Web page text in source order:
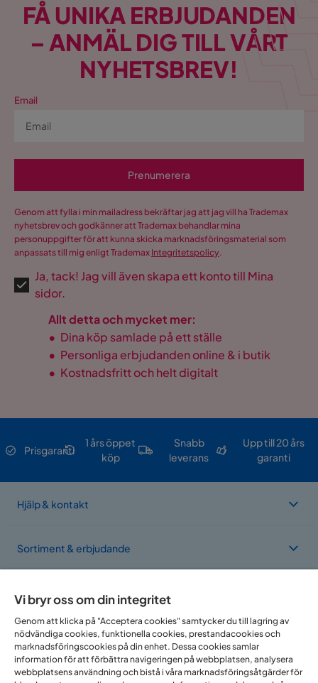
FÅ UNIKA ERBJUDANDEN
– ANMÄL DIG TILL VÅRT
NYHETSBREV!
Email
Prenumerera
Genom att fylla i min mailadress bekräftar jag att jag vill ha Trademax
nyhetsbrev och godkänner att Trademax behandlar mina
personuppgifter för att kunna skicka marknadsföringsmaterial som
anpassats till mig enligt Trademax Integritetspolicy.
Ja, tack! Jag vill även skapa ett konto till Mina
sidor.
Allt detta och mycket mer:
• Dina köp samlade på ett ställe
• Personliga erbjudanden online & i butik
• Kostnadsfritt och helt digitalt
Prisgaranti
1 års öppet
köp
Snabb
leverans
Upp till 20 års
garanti
Hjälp & kontakt
Sortiment & erbjudande
Vi finns i flera länder
Vi bryr oss om din integritet
Genom att klicka på "Acceptera cookies" samtycker du till lagring av
nödvändiga cookies, funktionella cookies, prestandacookies och
marknadsföringscookies på din enhet. Dessa cookies samlar
information för att förbättra navigeringen på webbplatsen, analysera
webbplatsens användning och bistå i våra marknadsföringsåtgärder för